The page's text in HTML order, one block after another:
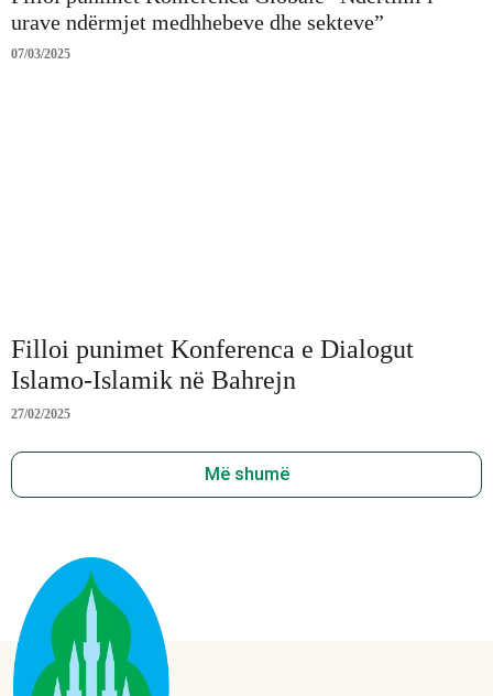
07/03/2025
urave ndërmjet medhhebeve dhe sekteve”
27/02/2025
Filloi punimet Konferenca e Dialogut
Islamo-Islamik në Bahrejn
Më shumë